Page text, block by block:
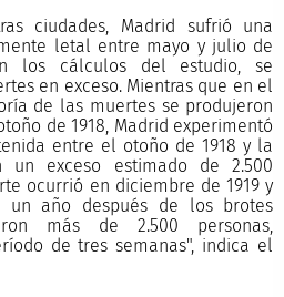
ciudades, Madrid sufrió una
letal entre mayo y julio de
los cálculos del estudio, se
en exceso. Mientras que en el
de las muertes se produjeron
de 1918, Madrid experimentó
entre el otoño de 1918 y la
un exceso estimado de 2.500
ocurrió en diciembre de 1919 y
un año después de los brotes
más de 2.500 personas,
de tres semanas", indica el